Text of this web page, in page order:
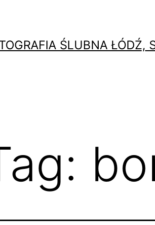
ŚLUBNA ŁÓDŹ,